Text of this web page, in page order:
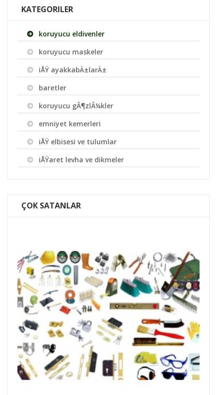
KATEGORILER
koruyucu eldivenler
koruyucu maskeler
iÅŸ ayakkabÄ±larÄ±
baretler
koruyucu gÃ¶zlÃ¼kler
emniyet kemerleri
iÅŸ elbisesi ve tulumlar
iÅŸaret levha ve dikmeler
ÇOK SATANLAR